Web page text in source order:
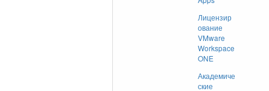
Лицензир
ование
VMware
Workspace
ONE
Академиче
ские